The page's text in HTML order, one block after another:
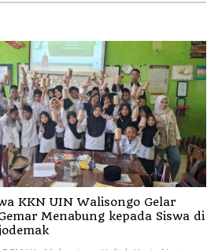
KKN UIN Walisongo Gelar
Menabung kepada Siswa di